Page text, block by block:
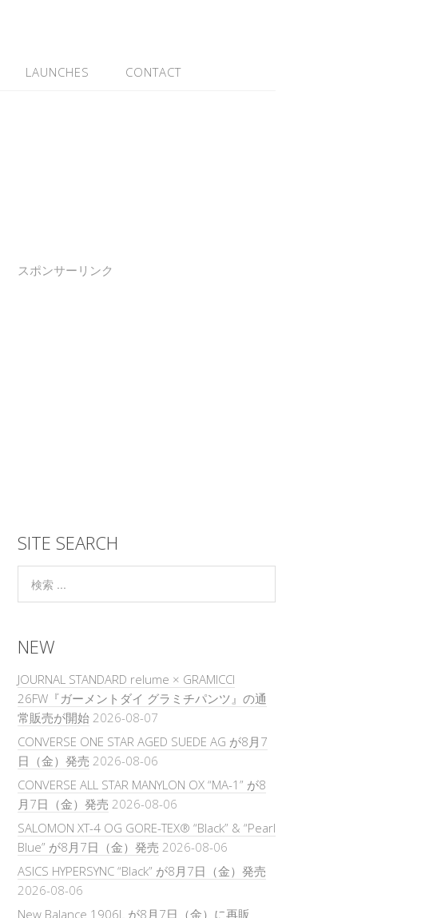
LAUNCHES CONTACT
スポンサーリンク
SITE SEARCH
NEW
JOURNAL STANDARD relume × GRAMICCI
26FW『ガーメントダイ グラミチパンツ』の通
常販売が開始 2026-08-07
CONVERSE ONE STAR AGED SUEDE AG が8月7
日（金）発売 2026-08-06
CONVERSE ALL STAR MANYLON OX “MA-1” が8
月7日（金）発売 2026-08-06
SALOMON XT-4 OG GORE-TEX® “Black” & “Pearl
Blue” が8月7日（金）発売 2026-08-06
ASICS HYPERSYNC “Black” が8月7日（金）発売
2026-08-06
New Balance 1906L が8月7日（金）に再販